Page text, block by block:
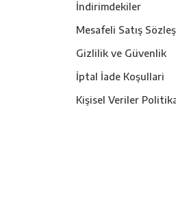
İndirimdekiler
Mesafeli Satış
Gizlilik ve Güvenlik
İptal İade Koşullari
Kişisel Veriler